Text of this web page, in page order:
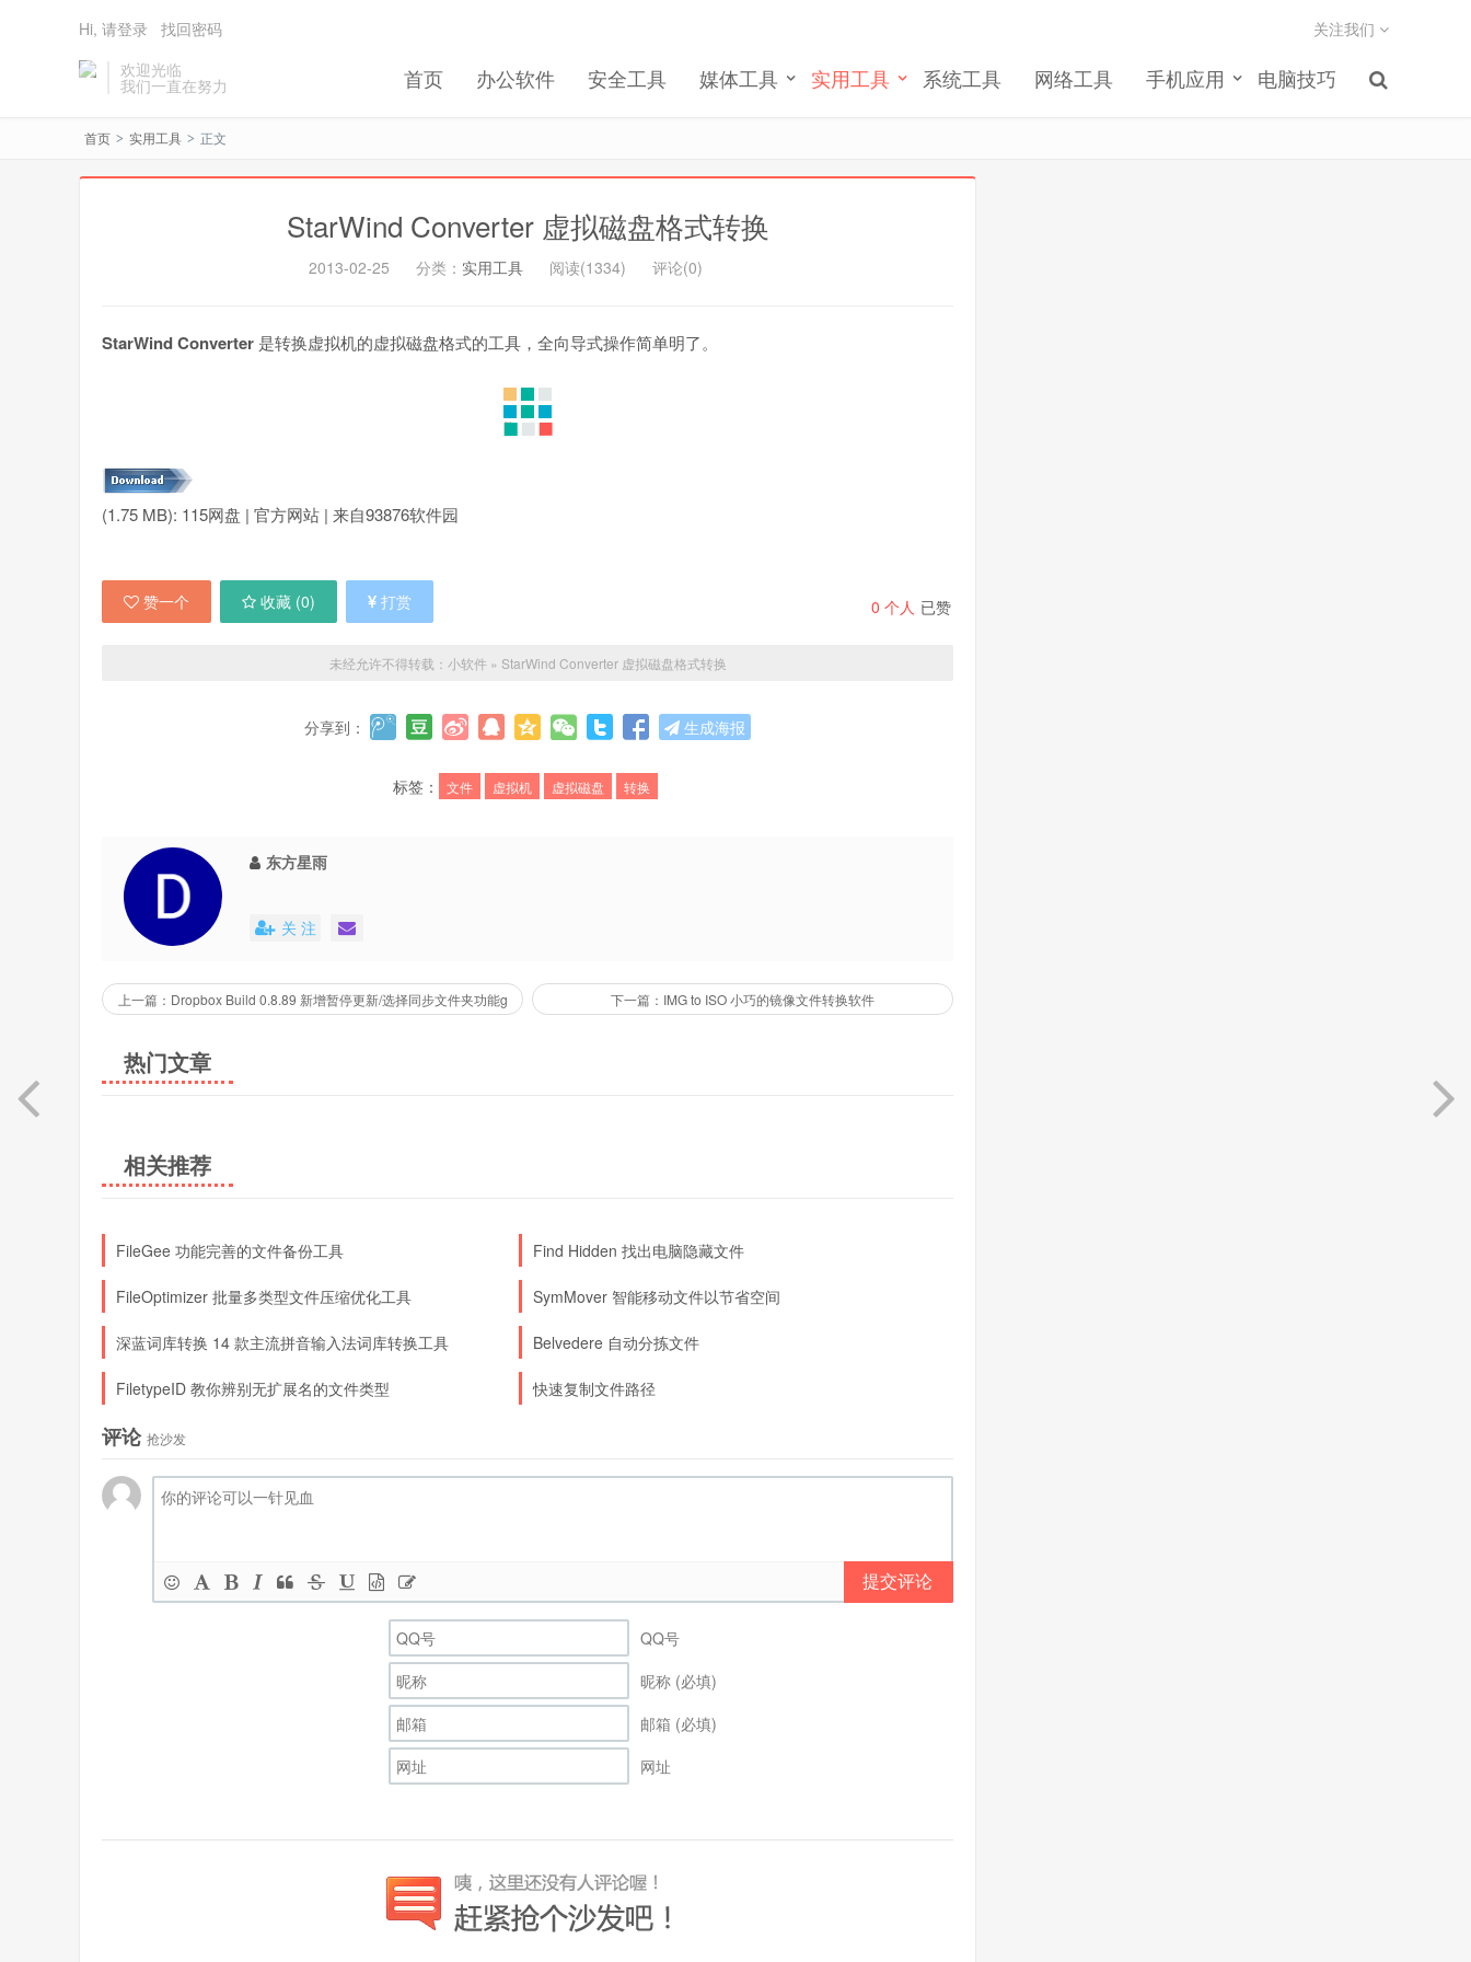
欢迎光临
我们一直在努力 首页 办公软件 安全工具 媒体工具 实用工具 系统工具 网络工具 手机应用 电脑技巧
关注我们
Hi, 请登录 找回密码
首页 > 实用工具 > 正文
StarWind Converter 虚拟磁盘格式转换
2013-02-25 分类： 实用工具 阅读(1334) 评论(0)
StarWind Converter 是转换虚拟机的虚拟磁盘格式的工具，全向导式操作简单明了。
(1.75 MB): 115网盘 | 官方网站 | 来自93876软件园
0 个人 已赞
赞一个 收藏 (0) 打赏
未经允许不得转载： 小软件» StarWind Converter 虚拟磁盘格式转换
分享到： 生成海报
标签： 文件 虚拟机 虚拟磁盘 转换
东方星雨
关 注
上一篇：Dropbox Build 0.8.89 新增暂停更新/选择同步文件夹功能g 下一篇：IMG to ISO 小巧的镜像文件转换软件
热门文章
相关推荐
FileGee 功能完善的文件备份工具 Find Hidden 找出电脑隐藏文件
FileOptimizer 批量多类型文件压缩优化工具 SymMover 智能移动文件以节省空间
深蓝词库转换 14 款主流拼音输入法词库转换工具 Belvedere 自动分拣文件
FiletypeID 教你辨别无扩展名的文件类型 快速复制文件路径
评论 抢沙发
提交评论
QQ号
昵称 (必填)
邮箱 (必填)
网址